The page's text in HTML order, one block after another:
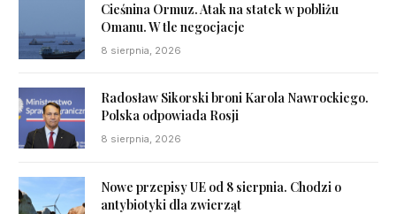
Cieśnina Ormuz. Atak na statek w pobliżu
Omanu. W tle negocjacje
8 sierpnia, 2026
Radosław Sikorski broni Karola Nawrockiego.
Polska odpowiada Rosji
8 sierpnia, 2026
Nowe przepisy UE od 8 sierpnia. Chodzi o
antybiotyki dla zwierząt